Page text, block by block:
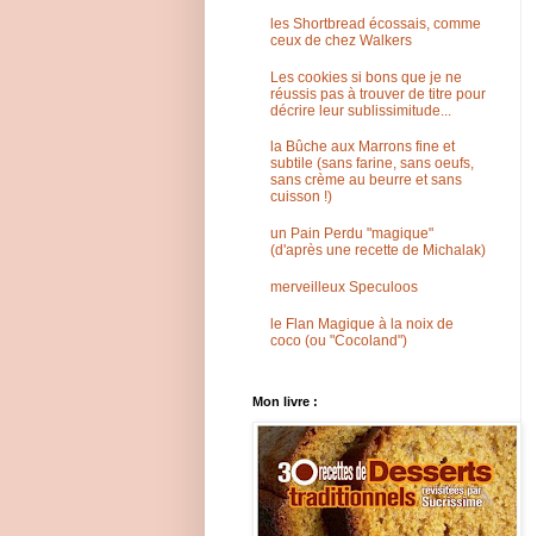
les Shortbread écossais, comme
ceux de chez Walkers
Les cookies si bons que je ne
réussis pas à trouver de titre pour
décrire leur sublissimitude...
la Bûche aux Marrons fine et
subtile (sans farine, sans oeufs,
sans crème au beurre et sans
cuisson !)
un Pain Perdu "magique"
(d'après une recette de Michalak)
merveilleux Speculoos
le Flan Magique à la noix de
coco (ou "Cocoland")
Mon livre :